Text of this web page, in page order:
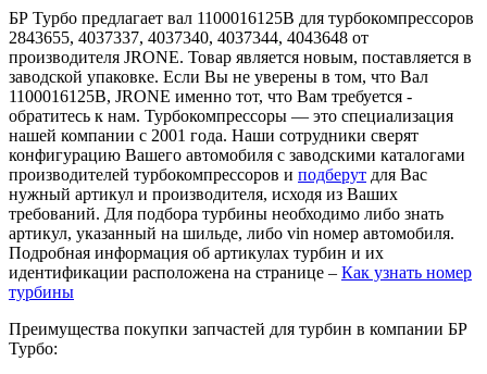
БР Турбо предлагает вал 1100016125B для турбокомпрессоров
2843655, 4037337, 4037340, 4037344, 4043648 от
производителя JRONE. Товар является новым, поставляется в
заводской упаковке. Если Вы не уверены в том, что Вал
1100016125B, JRONE именно тот, что Вам требуется -
обратитесь к нам. Турбокомпрессоры — это специализация
нашей компании с 2001 года. Наши сотрудники сверят
конфигурацию Вашего автомобиля с заводскими каталогами
производителей турбокомпрессоров и подберут для Вас
нужный артикул и производителя, исходя из Ваших
требований. Для подбора турбины необходимо либо знать
артикул, указанный на шильде, либо vin номер автомобиля.
Подробная информация об артикулах турбин и их
идентификации расположена на странице – Как узнать номер
турбины
Преимущества покупки запчастей для турбин в компании БР
Турбо: